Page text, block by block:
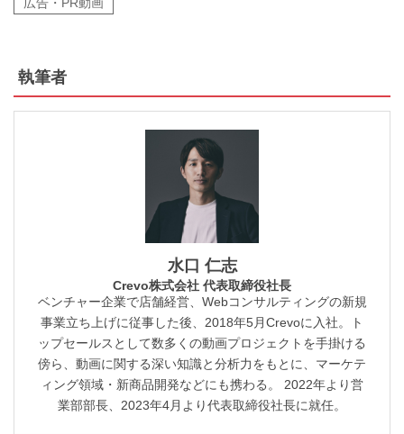
広告・PR動画
執筆者
水口 仁志
Crevo株式会社 代表取締役社長
ベンチャー企業で店舗経営、Webコンサルティングの新規
事業立ち上げに従事した後、2018年5月Crevoに入社。ト
ップセールスとして数多くの動画プロジェクトを手掛ける
傍ら、動画に関する深い知識と分析力をもとに、マーケテ
ィング領域・新商品開発などにも携わる。 2022年より営
業部部長、2023年4月より代表取締役社長に就任。